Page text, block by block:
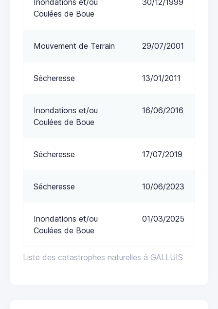
Liste des catastrophes naturelles à GALLUIS
Coulées de Boue
Mouvement de Terrain 29/07/2001
Sécheresse 13/01/2011
Inondations et/ou
Coulées de Boue
16/06/2016
Sécheresse 17/07/2019
Sécheresse 10/06/2023
Inondations et/ou
Coulées de Boue
01/03/2025